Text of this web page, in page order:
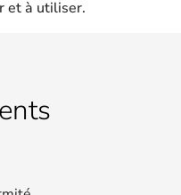
et à utiliser.